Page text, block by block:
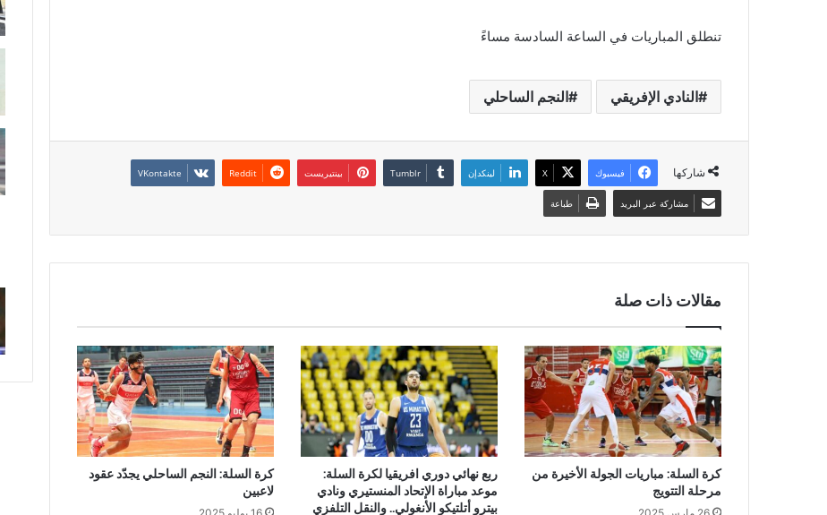
تنطلق المباريات في الساعة السادسة مساءً
النادي الإفريقي النجم الساحلي
شاركها فيسبوك ‫X لينكدإن بينتيريست
مشاركة عبر البريد طباعة
مقالات ذات صلة
كرة السلة: مباريات الجولة الأخيرة من
مرحلة التتويج
ربع نهائي دوري افريقيا لكرة السلة:
موعد مباراة الإتحاد المنستيري ونادي
بيترو أتلتيكو الأنغولي.. والنقل التلفزي
كرة السلة: النجم الساحلي يجدّد عقود
لاعبين